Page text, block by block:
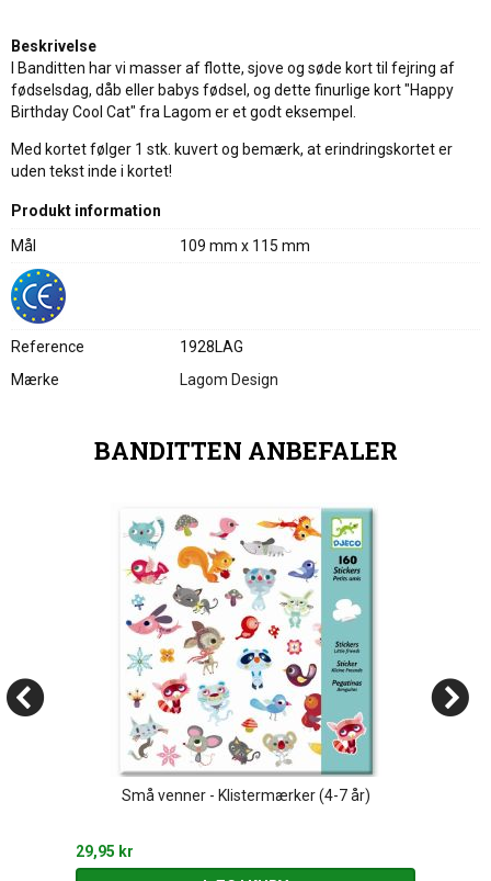
Beskrivelse
I Banditten har vi masser af flotte, sjove og søde kort til fejring af
fødselsdag, dåb eller babys fødsel, og dette finurlige kort "Happy
Birthday Cool Cat" fra Lagom er et godt eksempel.
Med kortet følger 1 stk. kuvert og bemærk, at erindringskortet er
uden tekst inde i kortet!
Produkt information
Mål
109 mm x 115 mm
Reference
1928LAG
Mærke
Lagom Design
BANDITTEN ANBEFALER
Små venner - Klistermærker (4-7 år)
29,95 kr